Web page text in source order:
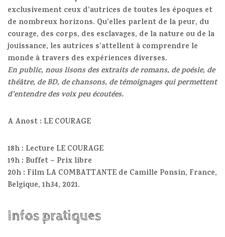
exclusivement ceux d’autrices de toutes les époques et
de nombreux horizons. Qu’elles parlent de la peur, du
courage, des corps, des esclavages, de la nature ou de la
jouissance, les autrices s’attellent à comprendre le
monde à travers des expériences diverses.
En public, nous lisons des extraits de romans, de poésie, de
théâtre, de BD, de chansons, de témoignages qui permettent
d’entendre des voix peu écoutées.
A Anost : LE COURAGE
18h : Lecture LE COURAGE
19h : Buffet – Prix libre
20h : Film LA COMBATTANTE de Camille Ponsin, France,
Belgique, 1h34, 2021.
Infos pratiques